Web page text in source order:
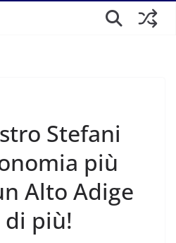
Stefani
più
Alto Adige
più!